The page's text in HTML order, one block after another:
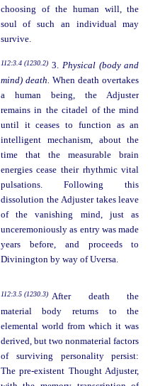
choosing of the human will, the
soul of such an individual may
survive.
112:3.4 (1230.2) 3. Physical (body and
mind) death. When death overtakes
a human being, the Adjuster
remains in the citadel of the mind
until it ceases to function as an
intelligent mechanism, about the
time that the measurable brain
energies cease their rhythmic vital
pulsations. Following this
dissolution the Adjuster takes leave
of the vanishing mind, just as
unceremoniously as entry was made
years before, and proceeds to
Divinington by way of Uversa.
112:3.5 (1230.3) After death the
material body returns to the
elemental world from which it was
derived, but two nonmaterial factors
of surviving personality persist:
The pre-existent Thought Adjuster,